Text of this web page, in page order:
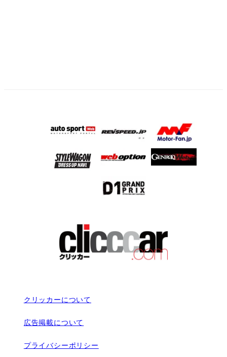
クリッカーについて
広告掲載について
プライバシーポリシー